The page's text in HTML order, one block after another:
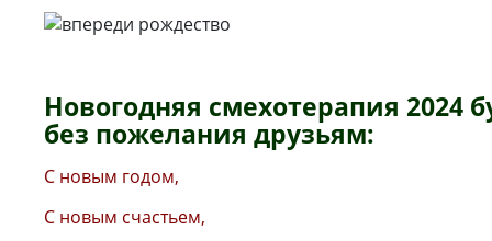
Новогодняя смехотерапия 2024
без пожелания друзьям:
С новым годом,
С новым счастьем,